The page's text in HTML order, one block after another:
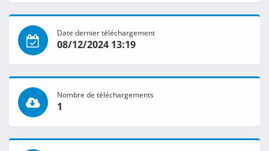
Date dernier téléchargement
08/12/2024 13:19
Nombre de téléchargements
1